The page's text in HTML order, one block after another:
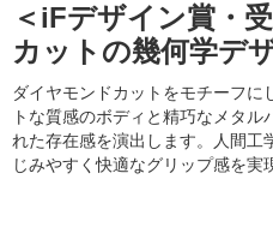
＜iFデザイン賞・
カットの幾何学デ
ダイヤモンドカットをモチーフに
トな質感のボディと精巧なメタ
れた存在感を演出します。人間工
じみやすく快適なグリップ感を実